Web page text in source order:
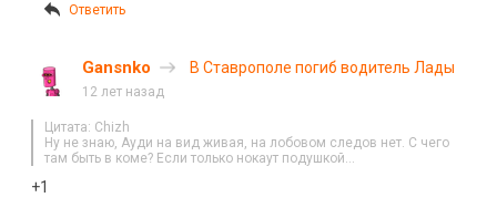
Ответить
Gansnko В Ставрополе погиб водитель Лады
12 лет назад
Цитата: Chizh
Ну не знаю, Ауди на вид живая, на лобовом следов нет. С чего
там быть в коме? Если только нокаут подушкой…
+1